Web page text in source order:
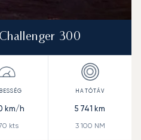
300
km/h
kts
5 741 km
3 100 NM